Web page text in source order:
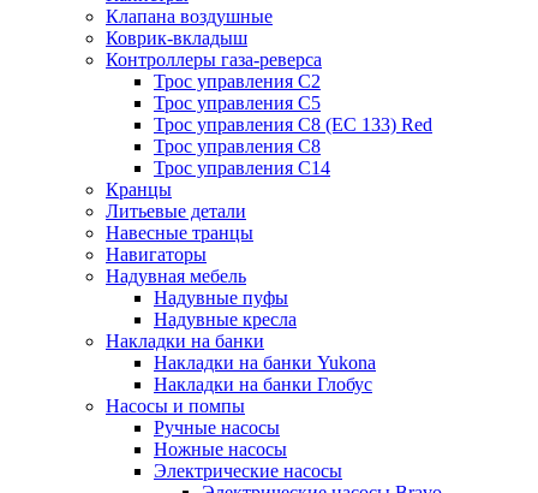
Клапана воздушные
Коврик-вкладыш
Контроллеры газа-реверса
Трос управления C2
Трос управления C5
Трос управления C8 (ЕС 133) Red
Трос управления C8
Трос управления C14
Кранцы
Литьевые детали
Навесные транцы
Навигаторы
Надувная мебель
Надувные пуфы
Надувные кресла
Накладки на банки
Накладки на банки Yukona
Накладки на банки Глобус
Насосы и помпы
Ручные насосы
Ножные насосы
Электрические насосы